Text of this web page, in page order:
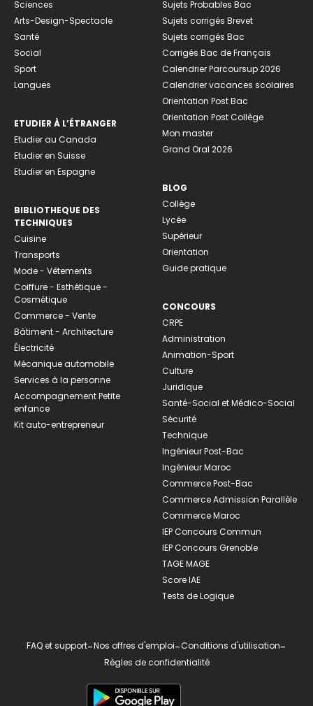
Sciences
Arts-Design-Spectacle
Santé
Social
Sport
Langues
ETUDIER À L’ÉTRANGER
Etudier au Canada
Etudier en Suisse
Etudier en Espagne
BIBLIOTHEQUE DES
TECHNIQUES
Cuisine
Transports
Mode - Vêtements
Coiffure - Esthétique -
Cosmétique
Commerce - Vente
Bâtiment - Architecture
Électricité
Mécanique automobile
Services à la personne
Accompagnement Petite
enfance
Kit auto-entrepreneur
Sujets Probables Bac
Sujets corrigés Brevet
Sujets corrigés Bac
Corrigés Bac de Français
Calendrier Parcoursup 2026
Calendrier vacances scolaires
Orientation Post Bac
Orientation Post Collège
Mon master
Grand Oral 2026
BLOG
Collège
Lycée
Supérieur
Orientation
Guide pratique
CONCOURS
CRPE
Administration
Animation-Sport
Culture
Juridique
Santé-Social et Médico-Social
Sécurité
Technique
Ingénieur Post-Bac
Ingénieur Maroc
Commerce Post-Bac
Commerce Admission Parallèle
Commerce Maroc
IEP Concours Commun
IEP Concours Grenoble
TAGE MAGE
Score IAE
Tests de Logique
FAQ et support-Nos offres d'emploi-Conditions d'utilisation-
Règles de confidentialité